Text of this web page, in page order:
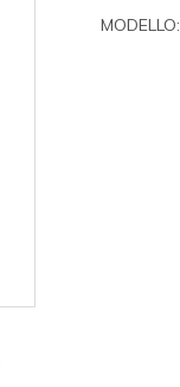
MODELLO: